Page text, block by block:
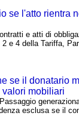
se l'atto rientra
e atti di
e 4 della Tariffa,
se il donatario
mobiliari
esclusa se il